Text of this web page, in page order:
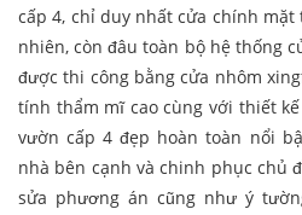
cấp 4, chỉ duy nhất cửa chính
nhiên, còn đâu toàn bộ hệ thống
được thi công bằng cửa nhôm
tính thẩm mĩ cao cùng với thiết
vườn cấp 4 đẹp hoàn toàn nổi
nhà bên cạnh và chinh phục chủ
sửa phương án cũng như ý